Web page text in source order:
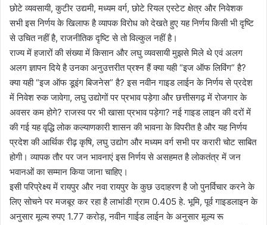
छोटे व्यवसायी, कुटीर उद्यमी, मध्यम वर्ग, छोटे रियल एस्टेट क्षेत्र और निवेशक
सभी इस निर्णय के खिलाफ है व्यापक विरोध को देखते हुए यह निर्णय किसी भी दृष्टि
से उचित नहीं है, राजनीतिक दृष्टि से तो विल्कुल नहीं है।
राज्य में हजारों की संख्या में किसान और लघु व्यवसायी मुझसे मिले थे एवं अलग
अलग ज्ञापन दिये है उनका अनुउत्तरीत प्रश्न हैं क्या यही “इज ऑफ लिविंग” है?
क्या यही “इज ऑफ डूइंग बिजनेस” है? इस नवीन गाइड लाईन के निर्णय से प्रदेश
में निवेश रुक जावेगा, लघु उद्योगों पर प्रभाव पड़ेगा और छत्तीसगढ़ में रोजगार के
अवसर कम होगे? राजस्व पर भी खासा प्रभाव पड़ेगा? नई गाइड लाइन की दरों में
की गई यह वृद्धि लोक कल्याणकारी शासन की भावना के विपरीत है और यह निर्णय
प्रदेश की आर्थिक रीढ़ कृषि, लघु उद्योग और मध्यम वर्ग सभी पर करारी चोट साबित
होगी। व्यापक तौर पर जन भावनाएं इस निर्णय से असहमत है लोकतंत्र में जन
भवानओं का सम्मान किया जाना चाहिए।
इसी परिप्रेक्ष्य में रायपुर और नवा रायपुर के कुछ उदाहरण है जो पुनर्विचार करने के
लिए सोचने पर मजबूर कर रहा है लाभांडी ग्राम 0.405 हे. भूमि, पूर्व गाइडलाइन के
अनुसार मूल्य रुपए 1.77 करोड़, नवीन गाईड लाईन के अनुसार मूल्य रू